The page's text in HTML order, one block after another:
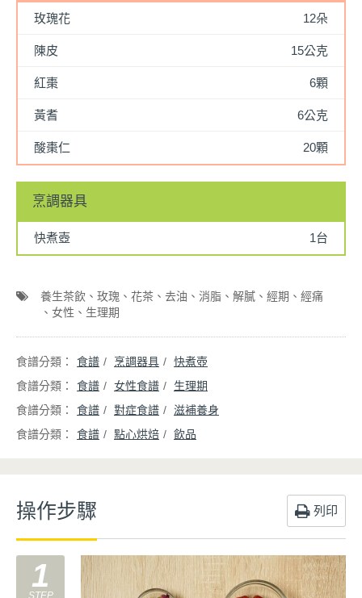
玫瑰花 12朵
陳皮 15公克
紅棗 6顆
黃耆 6公克
酸棗仁 20顆
烹調器具
快煮壺 1台
養生茶飲 玫瑰 花茶 去油 消脂 解膩 經期
經痛
女性
生理期
食譜 烹調器具
快煮壺
食譜
女性食譜
生理期
食譜
對症食譜
滋補養身
食譜
點心烘焙 飲品
操作步驟 列印
1